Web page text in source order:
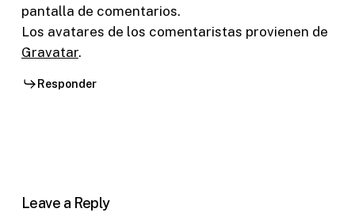
pantalla de comentarios.
Los avatares de los comentaristas provienen de
Gravatar.
Responder
Leave a Reply